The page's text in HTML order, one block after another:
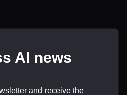
AI news
and receive the